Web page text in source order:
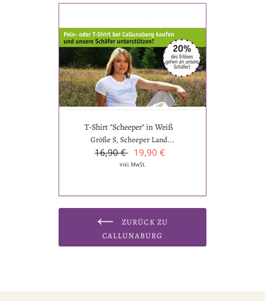
Shirt
"Scheeper"
in
Weiß
T-Shirt "Scheeper" in Weiß
Größe S, Scheeper Land...
16,90 € 19,90 €
inkl. MwSt.
ZURÜCK ZU
CALLUNABURG